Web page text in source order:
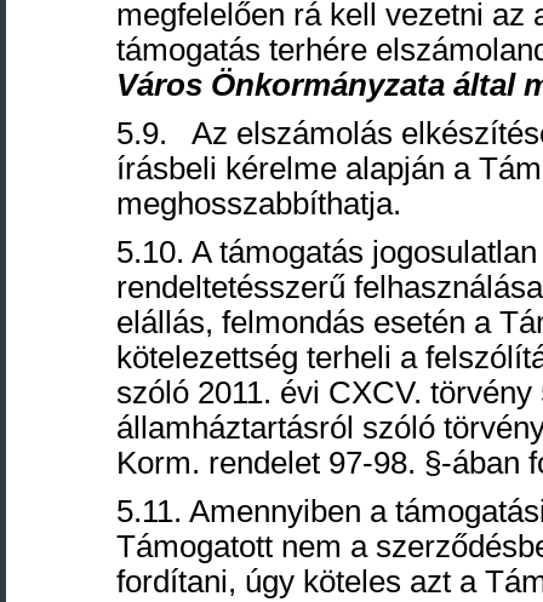
megfelelően rá kell vezetni az
támogatás terhére
Város Önkormányzata által
5.9. Az elszámolás
írásbeli kérelme alapján a
meghosszabbíthatja.
5.10. A támogatás
rendeltetésszerű
elállás, felmondás esetén a
kötelezettség terheli a
szóló 2011. évi CXCV.
államháztartásról szóló
Korm. rendelet 97-98. §-ában
5.11. Amennyiben a
Támogatott nem a
fordítani, úgy köteles azt a